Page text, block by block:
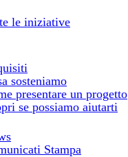
le iniziative
sosteniamo
presentare un progetto
se possiamo aiutarti
Stampa